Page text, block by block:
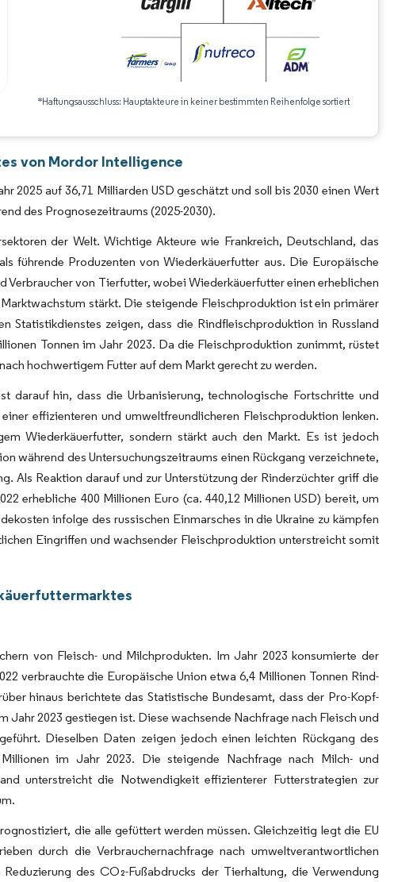
*Haftungsausschluss: Hauptakteure in keiner bestimmten Reihenfolge sortiert
gemäß CC BY 4.0.
von Mordor Intelligence
2025 auf 36,71 Milliarden USD geschätzt und soll bis 2030 einen Wert
des Prognosezeitraums (2025-2030).
der Welt. Wichtige Akteure wie Frankreich, Deutschland, das
führende Produzenten von Wiederkäuerfutter aus. Die Europäische
Verbraucher von Tierfutter, wobei Wiederkäuerfutter einen erheblichen
stärkt. Die steigende Fleischproduktion ist ein primärer
Statistikdienstes zeigen, dass die Rindfleischproduktion in Russland
Tonnen im Jahr 2023. Da die Fleischproduktion zunimmt, rüstet
hochwertigem Futter auf dem Markt gerecht zu werden.
darauf hin, dass die Urbanisierung, technologische Fortschritte und
effizienteren und umweltfreundlicheren Fleischproduktion lenken.
Wiederkäuerfutter, sondern stärkt auch den Markt. Es ist jedoch
während des Untersuchungszeitraums einen Rückgang verzeichnete,
Als Reaktion darauf und zur Unterstützung der Rinderzüchter griff die
erhebliche 400 Millionen Euro (ca. 440,12 Millionen USD) bereit, um
infolge des russischen Einmarsches in die Ukraine zu kämpfen
Eingriffen und wachsender Fleischproduktion unterstreicht somit
von Fleisch- und Milchprodukten. Im Jahr 2023 konsumierte der
verbrauchte die Europäische Union etwa 6,4 Millionen Tonnen Rind-
hinaus berichtete das Statistische Bundesamt, dass der Pro-Kopf-
Jahr 2023 gestiegen ist. Diese wachsende Nachfrage nach Fleisch und
Dieselben Daten zeigen jedoch einen leichten Rückgang des
im Jahr 2023. Die steigende Nachfrage nach Milch- und
unterstreicht die Notwendigkeit effizienterer Futterstrategien zur
die alle gefüttert werden müssen. Gleichzeitig legt die EU
durch die Verbrauchernachfrage nach umweltverantwortlichen
des CO₂-Fußabdrucks der Tierhaltung, die Verwendung